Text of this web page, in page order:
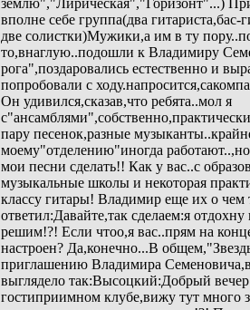
землю","Лирическая","Горизонт"...)
вполне себе группа(два
две солистки)Мужики,а им в ту
то,внаглую..подошли к Владимиру
рога",поздаровались естественно и
попробовали с
Он удивился,сказав,что ребята..мол я
пару песенок,разные
моему"отделению"иногда
мои песни сделать!! Как у вас..с
музыкальные школы и некоторая
классу гитары! Владимир еще их о
ответил:Давайте,так сделаем:я
решим!?! Если чтоо,я вас..прям на
настроен? Да,конечно...В
приглашению Владимира
выглядело так:Высоцкий:Добрый
гостиприимном клубе,вижу тут много